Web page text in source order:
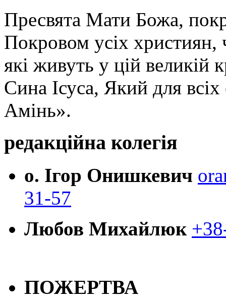
Пресвята Мати Божа,
Покровом усіх християн,
які живуть у цій великій
Сина Ісуса, Який для
Амінь».
редакційна колегія
о. Ігор Онишкевич
31-57
Любов Михайлюк
ПОЖЕРТВА